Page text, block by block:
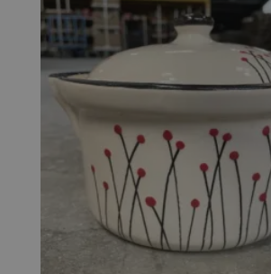
42,00 €